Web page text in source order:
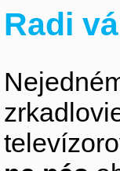
Radi